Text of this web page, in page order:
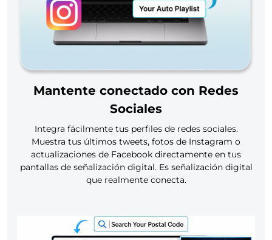
Mantente conectado con Redes
Sociales
Integra fácilmente tus perfiles de redes sociales.
Muestra tus últimos tweets, fotos de Instagram o
actualizaciones de Facebook directamente en tus
pantallas de señalización digital. Es señalización digital
que realmente conecta.